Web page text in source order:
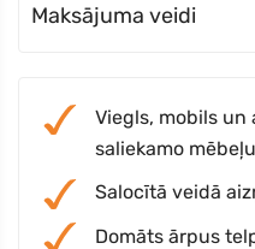
Maksājuma veidi
Viegls, mobils
saliekamo
Salocītā veidā
Domāts ārpus